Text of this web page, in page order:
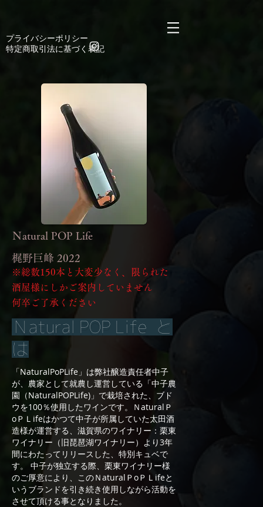
​特定商取引法に基づく表記
​プライバシーポリシー
Ｎatural POP Life
​梶野巨峰 2022
※総数150本と大変少なく、限られた
酒屋様にしかご案内していません
​何卒ご了承ください
Ｎatural POP Life
と
は
「NaturalPoPLife」は弊社醸造責任者中子
が、農家として就農し運営している「中子農
園（NaturalPOPLife)」で栽培された、ブド
ウを100％使用したワインです。 ​ ＮaturalＰ
oＰＬifeはかつて中子が所属していた太田酒
造様が運営する、滋賀県のワイナリー：栗東
ワイナリー（旧琵琶湖ワイナリー）より3年
間にわたってリリースした、特別キュベで
す。 中子が独立する際、栗東ワイナリー様
のご厚意により、このＮaturalＰoＰＬifeと
いうブランドを引き続き使用しながら活動を
させて頂ける事となりました。